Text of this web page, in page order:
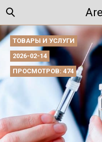
ТОВАРЫ И УСЛУГИ
2026-02-14
ПРОСМОТРОВ: 474